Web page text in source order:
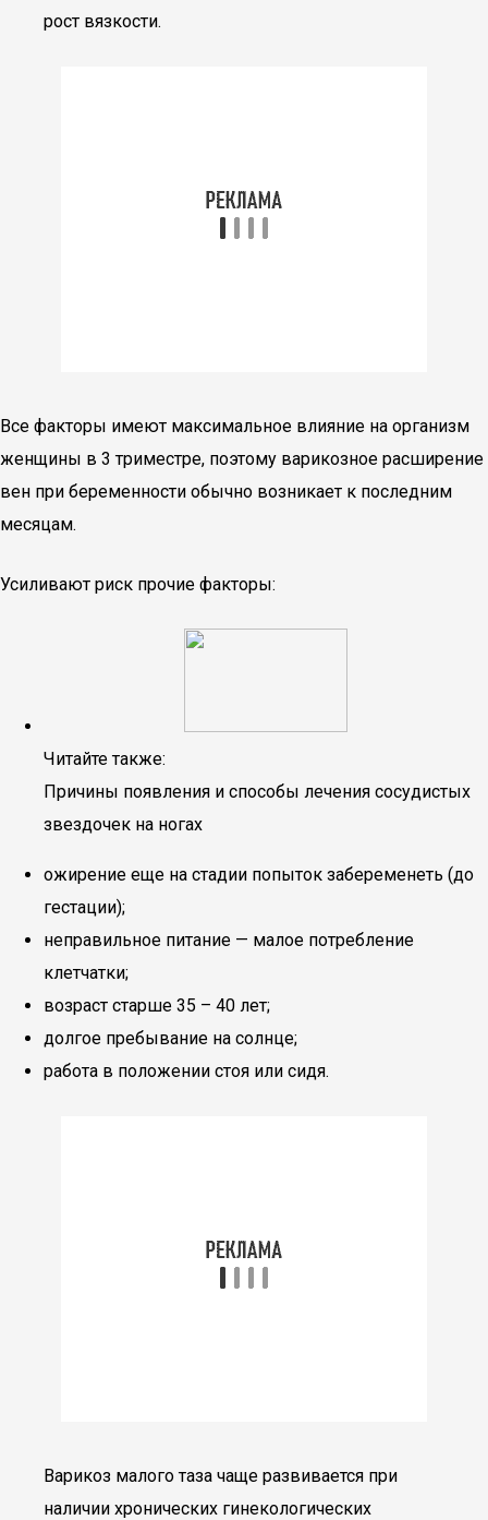
рост вязкости.
Все факторы имеют максимальное влияние на организм
женщины в 3 триместре, поэтому варикозное расширение
вен при беременности обычно возникает к последним
месяцам.
Усиливают риск прочие факторы:
Читайте также:
Причины появления и способы лечения сосудистых
звездочек на ногах
ожирение еще на стадии попыток забеременеть (до
гестации);
неправильное питание — малое потребление
клетчатки;
возраст старше 35 – 40 лет;
долгое пребывание на солнце;
работа в положении стоя или сидя.
Варикоз малого таза чаще развивается при
наличии хронических гинекологических